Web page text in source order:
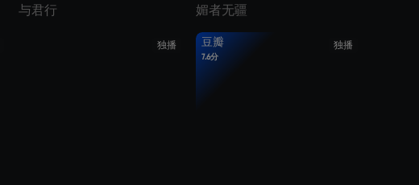
与君行 媚者无疆
独播 独播
豆瓣
7.6分